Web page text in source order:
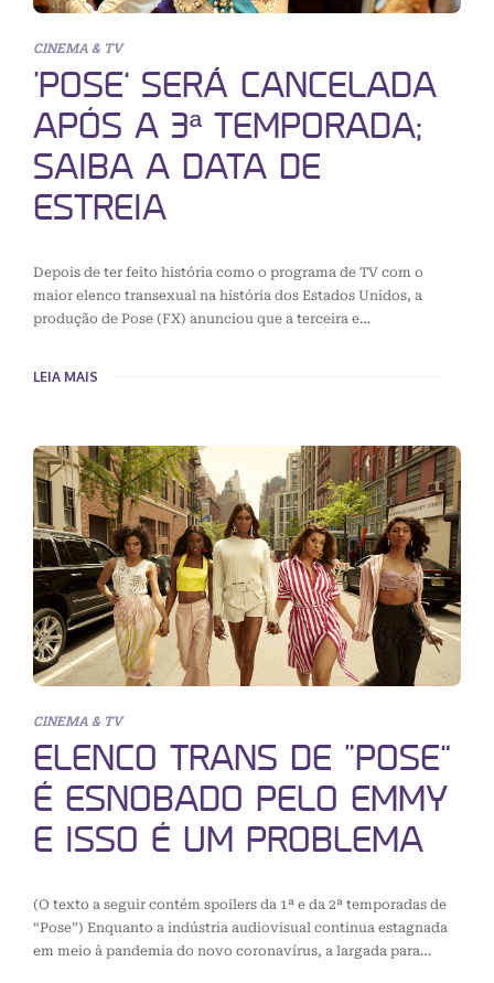
CINEMA & TV
‘POSE’ SERÁ CANCELADA
APÓS A 3ª TEMPORADA;
SAIBA A DATA DE
ESTREIA
Depois de ter feito história como o programa de TV com o
maior elenco transexual na história dos Estados Unidos, a
produção de Pose (FX) anunciou que a terceira e…
LEIA MAIS
CINEMA & TV
ELENCO TRANS DE “POSE”
É ESNOBADO PELO EMMY
E ISSO É UM PROBLEMA
(O texto a seguir contém spoilers da 1ª e da 2ª temporadas de
“Pose”) Enquanto a indústria audiovisual continua estagnada
em meio à pandemia do novo coronavírus, a largada para…